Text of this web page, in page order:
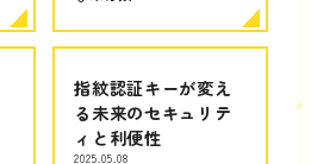
指紋認証キーが変え
る未来のセキュリテ
ィと利便性
2025.05.08